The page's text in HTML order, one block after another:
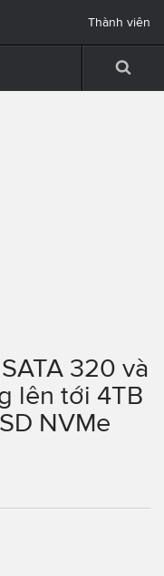
Thành viên
320 và
lên tới 4TB
NVMe